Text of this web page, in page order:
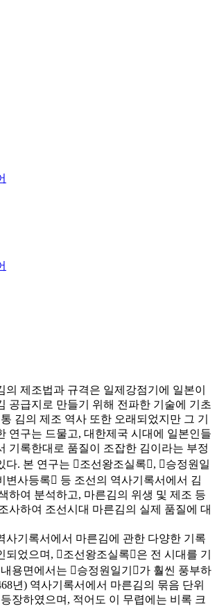
의 제조법과 규격은 일제강점기에 일본이
공급지로 만들기 위해 전파한 기술에 기초
김의 제조 역사 또한 오래되었지만 그 기
연구는 드물고, 대한제국 시대에 일본인들
기록한대로 품질이 조잡한 김이라는 부정
다. 본 연구는 󰡔조선왕조실록󰡕, 󰡔승정원일
변사등록󰡕 등 조선의 역사기록서에서 김
하여 분석하고, 마른김의 위생 및 제조 등
사하여 조선시대 마른김의 실제 품질에 대
사기록서에서 마른김에 관한 다양한 기록
되었으며, 󰡔조선왕조실록󰡕은 전 시대를 기
용면에서는 󰡔승정원일기󰡕가 훨씬 풍부하
년) 역사기록서에서 마른김의 묶음 단위
등장하였으며, 적어도 이 무렵에는 비록 크